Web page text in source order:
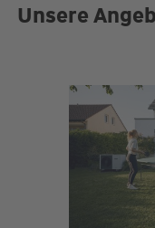
Unsere